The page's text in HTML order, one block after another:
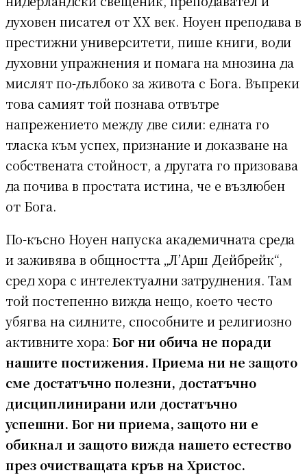
духовен писател от ХХ век. Ноуен преподава в
престижни университети, пише книги, води
духовни упражнения и помага на мнозина да
мислят по-дълбоко за живота с Бога. Въпреки
това самият той познава отвътре
напрежението между две сили: едната го
тласка към успех, признание и доказване на
собствената стойност, а другата го призовава
да почива в простата истина, че е възлюбен
от Бога.
По-късно Ноуен напуска академичната среда
и заживява в общността „Л’Арш Дейбрейк“,
сред хора с интелектуални затруднения. Там
той постепенно вижда нещо, което често
убягва на силните, способните и религиозно
активните хора: Бог ни обича не поради
нашите постижения. Приема ни не защото
сме достатъчно полезни, достатъчно
дисциплинирани или достатъчно
успешни. Бог ни приема, защото ни е
обикнал и защото вижда нашето естество
през очистващата кръв на Христос.